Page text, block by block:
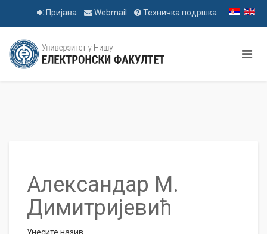
Пријава Webmail Техничка подршка
Александар М.
Димитријевић